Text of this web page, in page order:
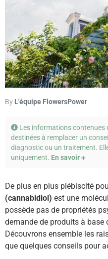
By L'équipe FlowersPower
Les informations contenues
destinées à remplacer un
diagnostic ou un traitement.
uniquement. En savoir
De plus en plus plébiscité
(cannabidiol) est une
possède pas de propriétés
demande de produits à base
Découvrons ensemble les
que quelques conseils pour